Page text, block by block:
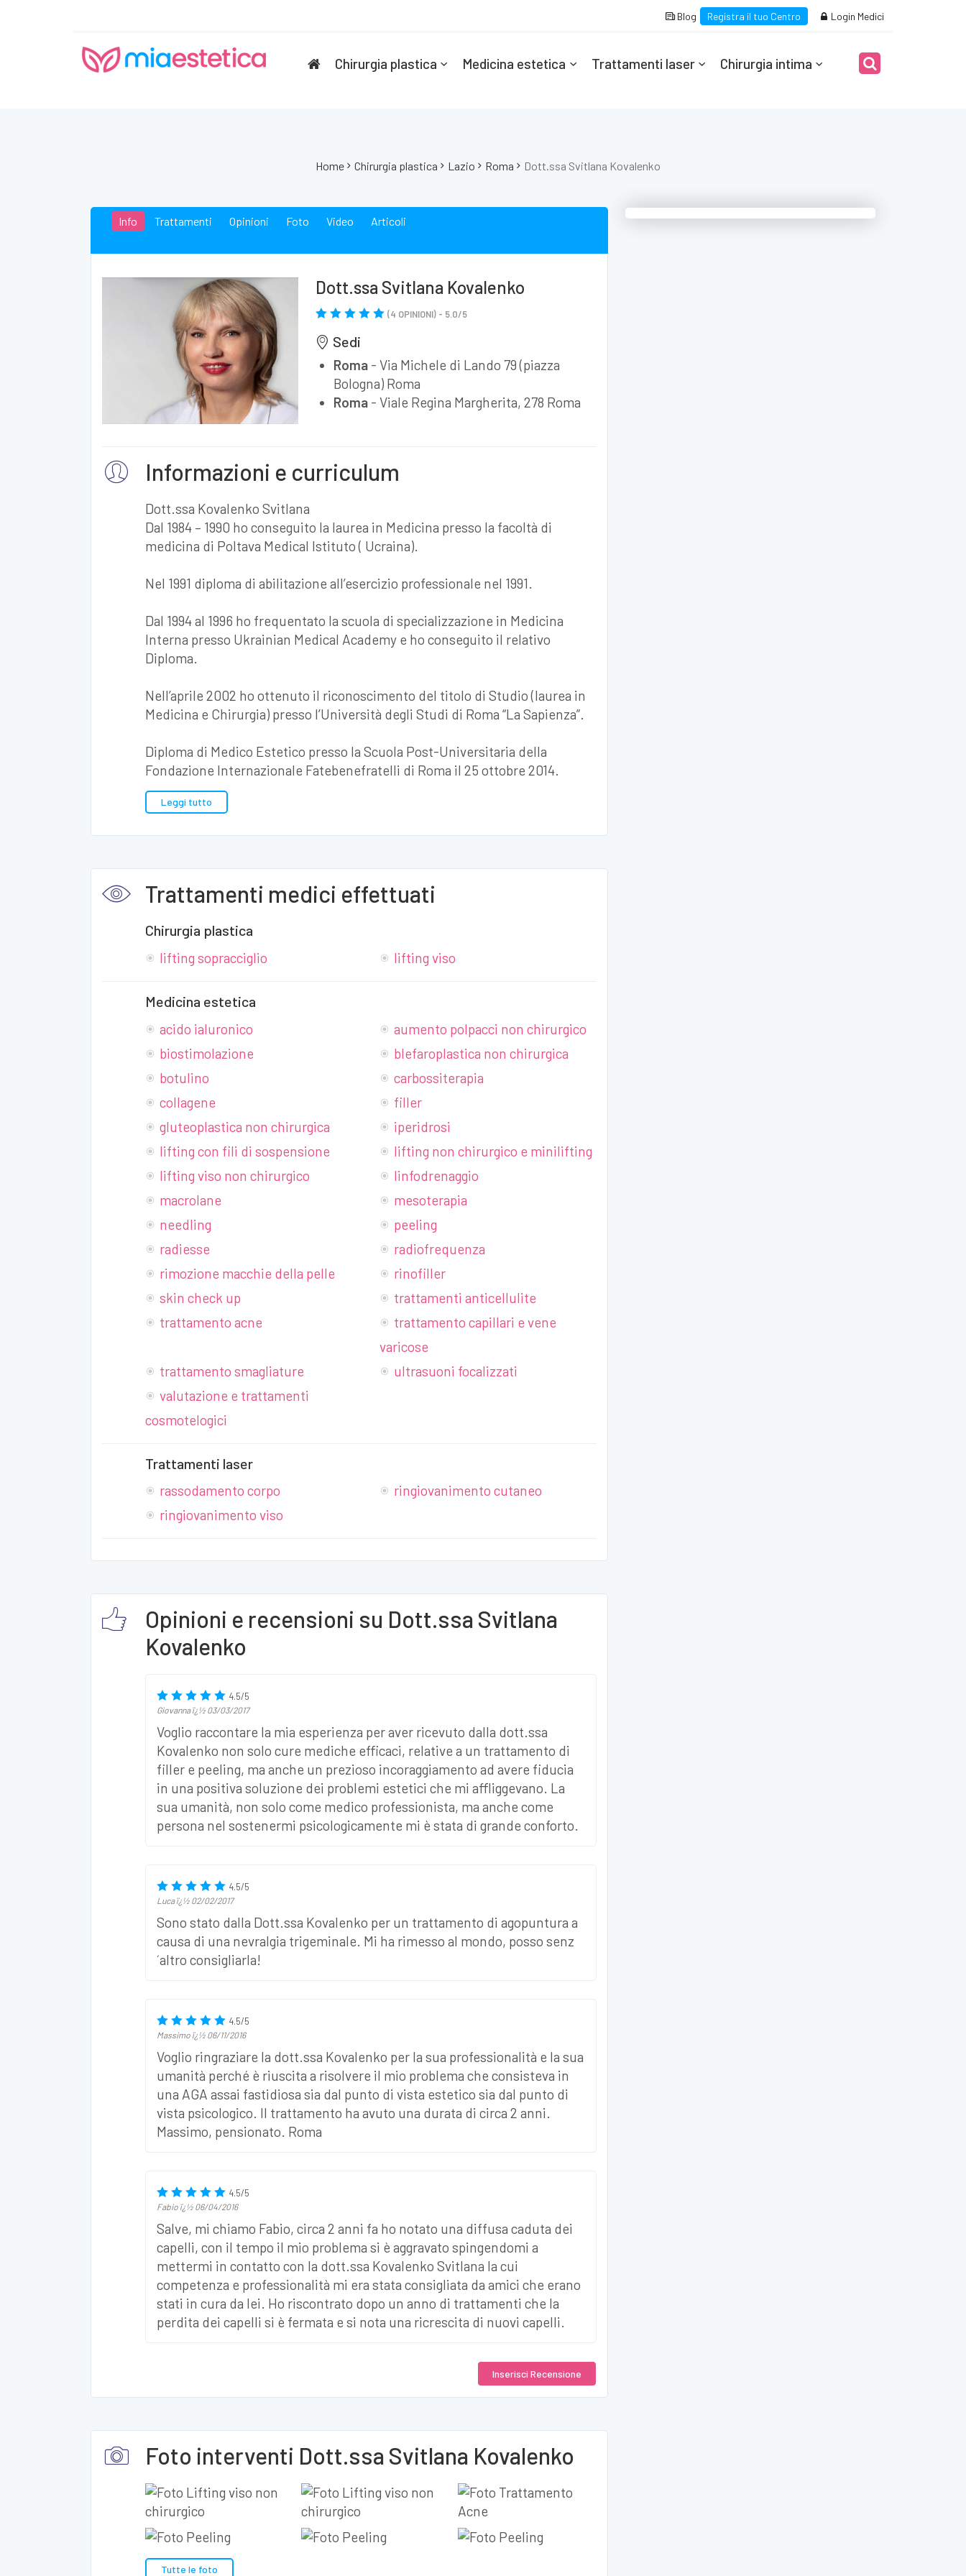
Blog Registra il tuo Centro Login Medici
Chirurgia plastica Medicina estetica Trattamenti laser Chirurgia intima
Home Chirurgia plastica Lazio Roma Dott.ssa Svitlana Kovalenko
Info Trattamenti Opinioni Foto Video Articoli
Dott.ssa Svitlana Kovalenko
(4 OPINIONI) - 5.0/5
Sedi
Roma- Via Michele di Lando 79 (piazza
Bologna) Roma
Roma- Viale Regina Margherita, 278 Roma
Informazioni e curriculum
Dott.ssa Kovalenko Svitlana
Dal 1984 – 1990 ho conseguito la laurea in Medicina presso la facoltà di
medicina di Poltava Medical Istituto ( Ucraina).
Nel 1991 diploma di abilitazione all’esercizio professionale nel 1991.
Dal 1994 al 1996 ho frequentato la scuola di specializzazione in Medicina
Interna presso Ukrainian Medical Academy e ho conseguito il relativo
Diploma.
Nell’aprile 2002 ho ottenuto il riconoscimento del titolo di Studio (laurea in
Medicina e Chirurgia) presso l’Università degli Studi di Roma “La Sapienza”.
Diploma di Medico Estetico presso la Scuola Post-Universitaria della
Fondazione Internazionale Fatebenefratelli di Roma il 25 ottobre 2014.
Leggi tutto
Trattamenti medici effettuati
Chirurgia plastica
lifting sopracciglio lifting viso
Medicina estetica
acido ialuronico
aumento polpacci non chirurgico
biostimolazione
blefaroplastica non chirurgica
botulino
carbossiterapia
collagene
filler
gluteoplastica non chirurgica
iperidrosi
lifting con fili di sospensione
lifting non chirurgico e minilifting
lifting viso non chirurgico
linfodrenaggio
macrolane
mesoterapia
needling
peeling
radiesse
radiofrequenza
rimozione macchie della pelle
rinofiller
skin check up
trattamenti anticellulite
trattamento acne
trattamento capillari e vene
varicose
trattamento smagliature
ultrasuoni focalizzati
valutazione e trattamenti
cosmotelogici
Trattamenti laser
rassodamento corpo
ringiovanimento cutaneo
ringiovanimento viso
Opinioni e recensioni su Dott.ssa Svitlana
Kovalenko
4.5/5
Giovannaï¿½ 03/03/2017
Voglio raccontare la mia esperienza per aver ricevuto dalla dott.ssa
Kovalenko non solo cure mediche efficaci, relative a un trattamento di
filler e peeling, ma anche un prezioso incoraggiamento ad avere fiducia
in una positiva soluzione dei problemi estetici che mi affliggevano. La
sua umanità, non solo come medico professionista, ma anche come
persona nel sostenermi psicologicamente mi è stata di grande conforto.
4.5/5
Lucaï¿½ 02/02/2017
Sono stato dalla Dott.ssa Kovalenko per un trattamento di agopuntura a
causa di una nevralgia trigeminale. Mi ha rimesso al mondo, posso senz
´altro consigliarla!
4.5/5
Massimo ï¿½ 06/11/2016
Voglio ringraziare la dott.ssa Kovalenko per la sua professionalità e la sua
umanità perché è riuscita a risolvere il mio problema che consisteva in
una AGA assai fastidiosa sia dal punto di vista estetico sia dal punto di
vista psicologico. Il trattamento ha avuto una durata di circa 2 anni.
Massimo, pensionato. Roma
4.5/5
Fabio ï¿½ 06/04/2016
Salve, mi chiamo Fabio, circa 2 anni fa ho notato una diffusa caduta dei
capelli, con il tempo il mio problema si è aggravato spingendomi a
mettermi in contatto con la dott.ssa Kovalenko Svitlana la cui
competenza e professionalità mi era stata consigliata da amici che erano
stati in cura da lei. Ho riscontrato dopo un anno di trattamenti che la
perdita dei capelli si è fermata e si nota una ricrescita di nuovi capelli.
Inserisci Recensione
Foto interventi Dott.ssa Svitlana Kovalenko
Tutte le foto